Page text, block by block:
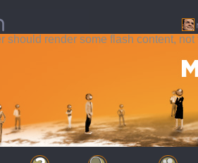
should render some flash content, not